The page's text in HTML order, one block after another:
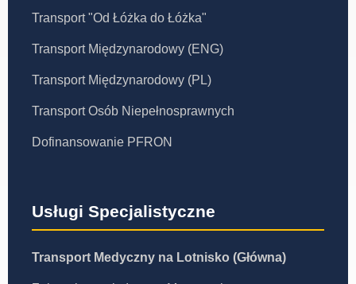
Transport "Od Łóżka do Łóżka"
Transport Międzynarodowy (ENG)
Transport Międzynarodowy (PL)
Transport Osób Niepełnosprawnych
Dofinansowanie PFRON
Usługi Specjalistyczne
Transport Medyczny na Lotnisko (Główna)